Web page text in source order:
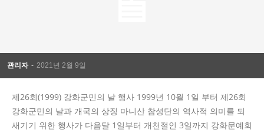
관리자 - 2021년 2월 9일
제26회(1999) 강화군민의 날 행사 1999년 10월 1일 부터 제26회
강화군민의 날과 개국의 상징 마니산 참성단의 역사적 의미를 되
새기기 위한 행사가 다음달 1일부터 개천절인 3일까지 강화문예회